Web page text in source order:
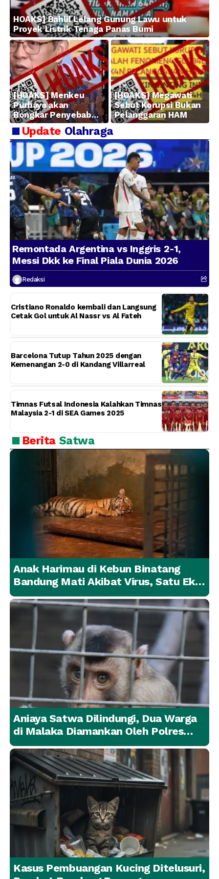
HOAKS] Bahlil Lelang Gunung Lawu untuk
Proyek Listrik Tenaga Panas Bumi
[HOAKS] Menkeu
Purbaya akan
Bongkar Penyebab
Kerugian BUMN
[HOAKS] Megawati
Sebut Korupsi Bukan
Pelanggaran HAM
Update Olahraga
Remontada Argentina vs Inggris 2-1,
Messi Dkk ke Final Piala Dunia 2026
Redaksi
Cristiano Ronaldo kembali dan Langsung
Cetak Gol untuk Al Nassr vs Al Fateh
Barcelona Tutup Tahun 2025 dengan
Kemenangan 2-0 di Kandang Villarreal
Timnas Futsal Indonesia Kalahkan Timnas
Malaysia 2-1 di SEA Games 2025
Berita Satwa
Anak Harimau di Kebun Binatang
Bandung Mati Akibat Virus, Satu Ekor
Lainnya Berangsur Membaik
Aniaya Satwa Dilindungi, Dua Warga
di Malaka Diamankan Oleh Polres
Malaka
Kasus Pembuangan Kucing Ditelusuri,